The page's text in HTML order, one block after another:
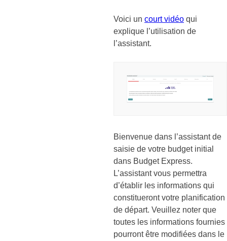
Voici un court vidéo qui
explique l’utilisation de
l’assistant.
Bienvenue dans l’assistant de
saisie de votre budget initial
dans Budget Express.
L’assistant vous permettra
d’établir les informations qui
constitueront votre planification
de départ. Veuillez noter que
toutes les informations fournies
pourront être modifiées dans le